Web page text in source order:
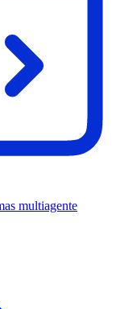
multiagente